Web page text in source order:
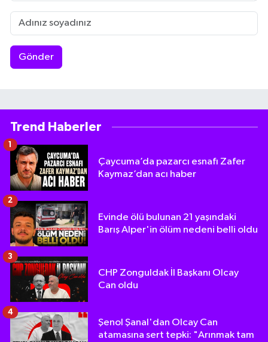
Gönder
Trend Haberler
Çaycuma’da pazarcı esnafı Zafer
Kaymaz’dan acı haber
1
Evinde ölü bulunan 21 yaşındaki
Barış Alper'in ölüm nedeni belli oldu
2
CHP Zonguldak İl Başkanı Olcay
Can oldu
3
Şenol Şanal'dan Olcay Can
atamasına sert tepki: "Arınmak tam
4